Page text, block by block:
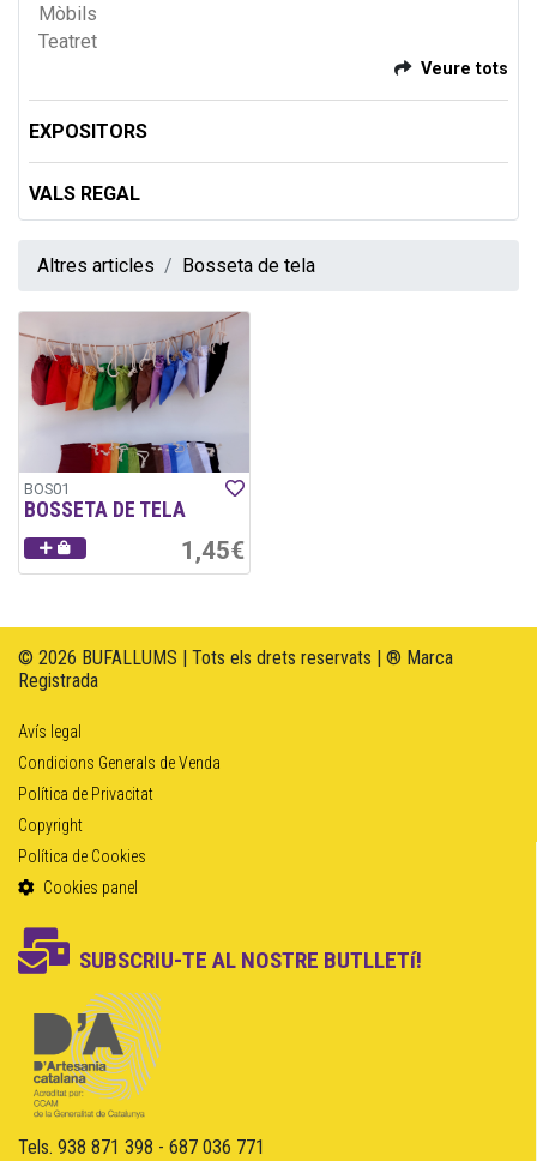
Mòbils
Teatret
Veure tots
EXPOSITORS
VALS REGAL
Altres articles Bosseta de tela
BOS01
BOSSETA DE TELA
1,45€
© 2026 BUFALLUMS | Tots els drets reservats | ® Marca
Registrada
Avís legal
Condicions Generals de Venda
Política de Privacitat
Copyright
Política de Cookies
Cookies panel
SUBSCRIU-TE AL NOSTRE BUTLLETí!
Tels. 938 871 398 - 687 036 771